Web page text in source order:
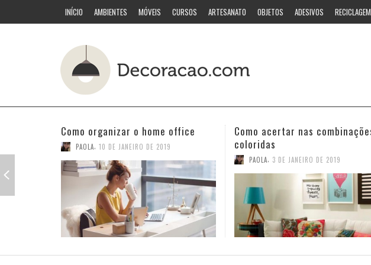
INÍCIO AMBIENTES MÓVEIS CURSOS ARTESANATO OBJETOS ADESIVOS RECICLAGEM
Como acertar nas combinações
coloridas
PAOLA, 3 DE JANEIRO DE 2019
Quarto pequeno para meninas
PAOLA, 26 DE DEZEMBRO DE 2018